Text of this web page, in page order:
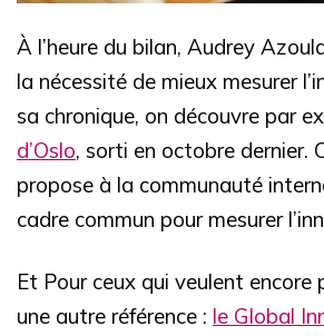
À l’heure du bilan, Audrey
la nécessité de mieux mesurer
sa chronique, on découvre par
d’Oslo, sorti en octobre dernier.
propose à la communauté
cadre commun pour mesurer
Et Pour ceux qui veulent encore
une autre référence : le Global